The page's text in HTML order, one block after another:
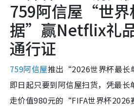
759阿信屋“世界
据”赢Netflix礼
通行证
759阿信屋推出“2026世界杯最长
即日起只要到阿信屋扫货，凭最长
走价值980元的“FIFA世界杯